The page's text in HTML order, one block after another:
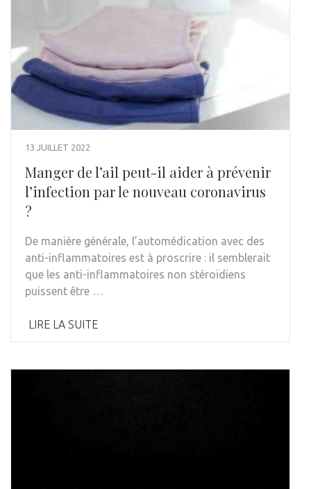
13 JUILLET 2022
Manger de l’ail peut-il aider à prévenir
l’infection par le nouveau coronavirus
?
De manière générale, l’automédication avec des
anti-inflammatoires est à proscrire : il semblerait
que les anti-inflammatoires non stéroïdiens
puissent être …
LIRE LA SUITE